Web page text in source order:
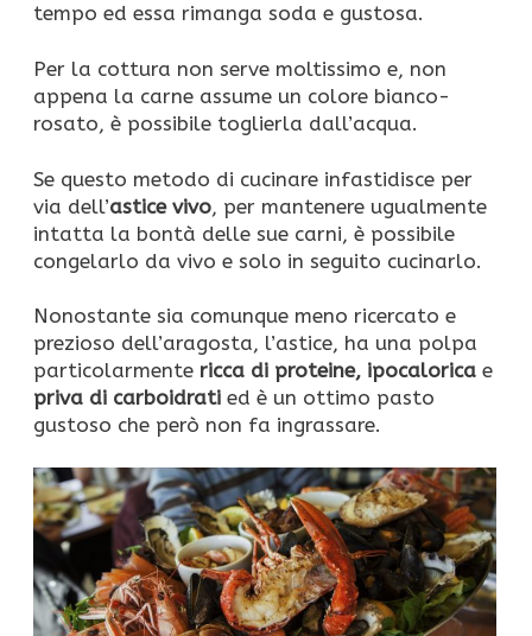
tempo ed essa rimanga soda e gustosa.
Per la cottura non serve moltissimo e, non
appena la carne assume un colore bianco-
rosato, è possibile toglierla dall’acqua.
Se questo metodo di cucinare infastidisce per
via dell’astice vivo, per mantenere ugualmente
intatta la bontà delle sue carni, è possibile
congelarlo da vivo e solo in seguito cucinarlo.
Nonostante sia comunque meno ricercato e
prezioso dell’aragosta, l’astice, ha una polpa
particolarmente ricca di proteine, ipocalorica e
priva di carboidrati ed è un ottimo pasto
gustoso che però non fa ingrassare.